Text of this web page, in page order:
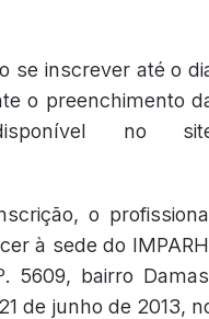
se inscrever até o
o preenchimento
no
o
à sede do
5609, bairro
de junho de 2013,